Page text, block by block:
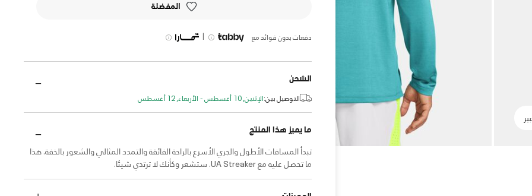
المفضلة
دفعات بدون فوائد مع |
الشحن
التوصيل بين:الإثنين, 10 أغسطس - الأربعاء, 12 أغسطس
ما يميز هذا المنتج
تبدأ المسافات الأطول والجري الأسرع بالراحة الفائقة والتمدد المثالي والشعور بالخفة. هذا
ما تحصل عليه مع UA Streaker. ستشعر وكأنك لا ترتدي شيئا.